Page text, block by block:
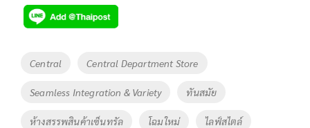
e
b
o
o
k
tt
er
p
y
Li
n
k
Tags
Central Central Department Store
Seamless Integration & Variety ทันสมัย
ห้างสรรพสินค้าเซ็นทรัล โฉมใหม่ ไลฟ์สไตล์